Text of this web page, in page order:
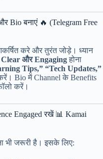
Bio बनाएं 🔥 (Telegram Free
करे और तुरंत जोड़े। ध्यान
और Engagingहोना
Tips,” “Tech Updates,”
Bio में Channel के Benefits
करें।
Engaged रखें 📊 Kamai
भी जरूरी है। इसके लिए: